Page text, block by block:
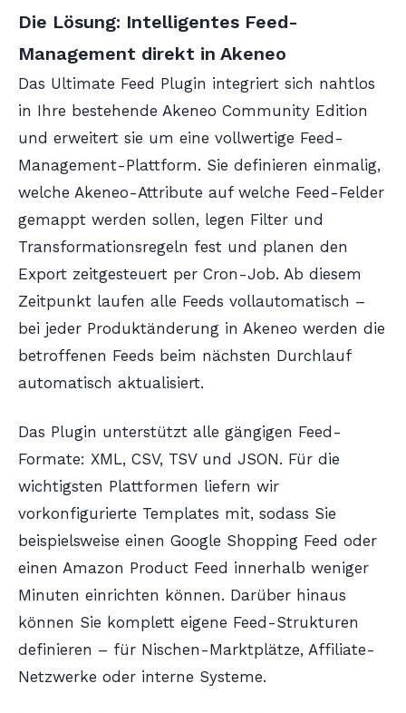
Die Lösung: Intelligentes Feed-
Management direkt in Akeneo
Das Ultimate Feed Plugin integriert sich nahtlos
in Ihre bestehende Akeneo Community Edition
und erweitert sie um eine vollwertige Feed-
Management-Plattform. Sie definieren einmalig,
welche Akeneo-Attribute auf welche Feed-Felder
gemappt werden sollen, legen Filter und
Transformationsregeln fest und planen den
Export zeitgesteuert per Cron-Job. Ab diesem
Zeitpunkt laufen alle Feeds vollautomatisch –
bei jeder Produktänderung in Akeneo werden die
betroffenen Feeds beim nächsten Durchlauf
automatisch aktualisiert.
Das Plugin unterstützt alle gängigen Feed-
Formate: XML, CSV, TSV und JSON. Für die
wichtigsten Plattformen liefern wir
vorkonfigurierte Templates mit, sodass Sie
beispielsweise einen Google Shopping Feed oder
einen Amazon Product Feed innerhalb weniger
Minuten einrichten können. Darüber hinaus
können Sie komplett eigene Feed-Strukturen
definieren – für Nischen-Marktplätze, Affiliate-
Netzwerke oder interne Systeme.